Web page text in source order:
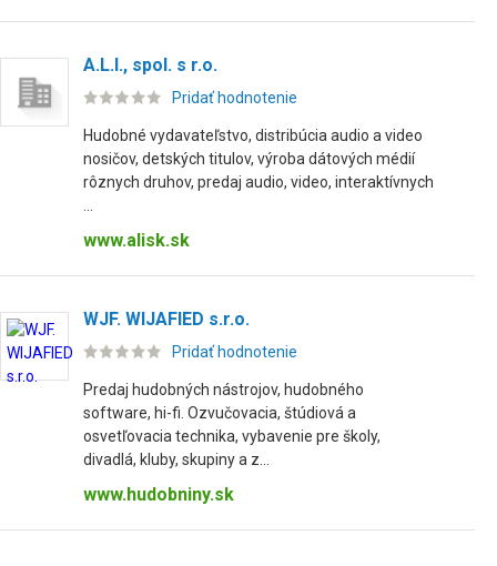
A.L.I., spol. s r.o.
Pridať hodnotenie
Hudobné vydavateľstvo, distribúcia audio a video
nosičov, detských titulov, výroba dátových médií
rôznych druhov, predaj audio, video, interaktívnych
www.alisk.sk
WJF. WIJAFIED s.r.o.
Pridať hodnotenie
Predaj hudobných nástrojov, hudobného
software, hi-fi. Ozvučovacia, štúdiová a
osvetľovacia technika, vybavenie pre školy,
divadlá, kluby, skupiny a z...
www.hudobniny.sk